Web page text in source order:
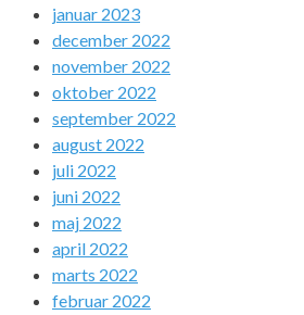
januar 2023
december 2022
november 2022
oktober 2022
september 2022
august 2022
juli 2022
juni 2022
maj 2022
april 2022
marts 2022
februar 2022